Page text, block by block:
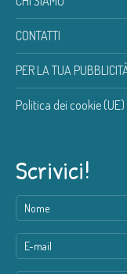
CONTATTI
PER LA TUA
Politica dei cookie (UE)
Scrivici!